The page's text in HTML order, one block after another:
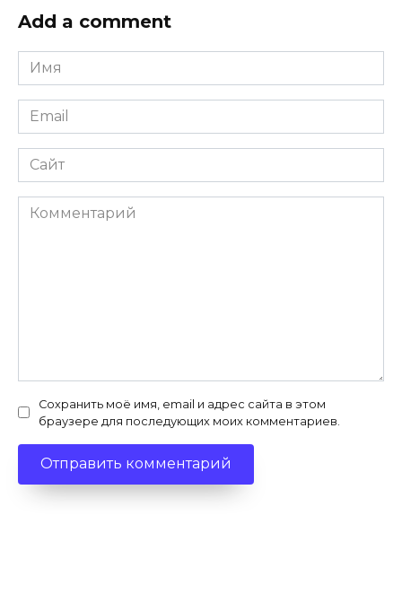
Add a comment
Имя
*
Email
*
Сайт
Комментарий
Сохранить моё имя, email и адрес сайта в этом
браузере для последующих моих комментариев.